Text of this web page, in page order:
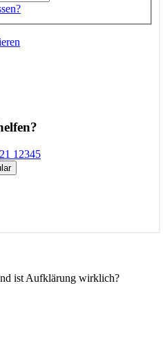
ist Aufklärung wirklich?